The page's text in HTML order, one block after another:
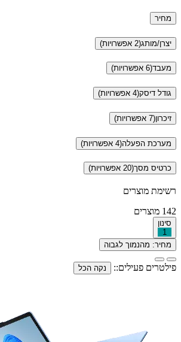
מחיר
יצרן/מותג(2 אפשרויות)
מעבד(6 אפשרויות)
גודל דיסק(4 אפשרויות)
זיכרון(7 אפשרויות)
מערכת הפעלה(4 אפשרויות)
כרטיס מסך(20 אפשרויות)
רשימת מוצרים
142 מוצרים
סינון
1
מחיר: מהנמוך לגבוה
פילטרים פעילים:: נקה הכל